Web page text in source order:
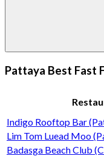
Pattaya Best Fast
Indigo Rooftop Bar
Lim Tom Luead Moo
Badasga Beach Club